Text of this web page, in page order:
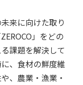
来に向けた取り
」をどの
課題を解決して
、食材の鮮度維
、農業・漁業・